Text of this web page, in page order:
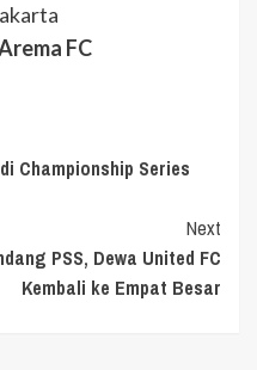
FC
Championship Series
Next
PSS, Dewa United FC
Kembali ke Empat Besar